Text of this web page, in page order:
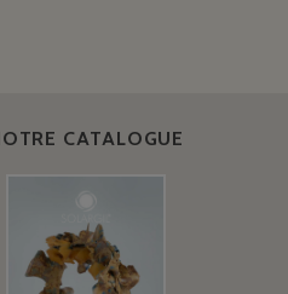
CATALOGUE